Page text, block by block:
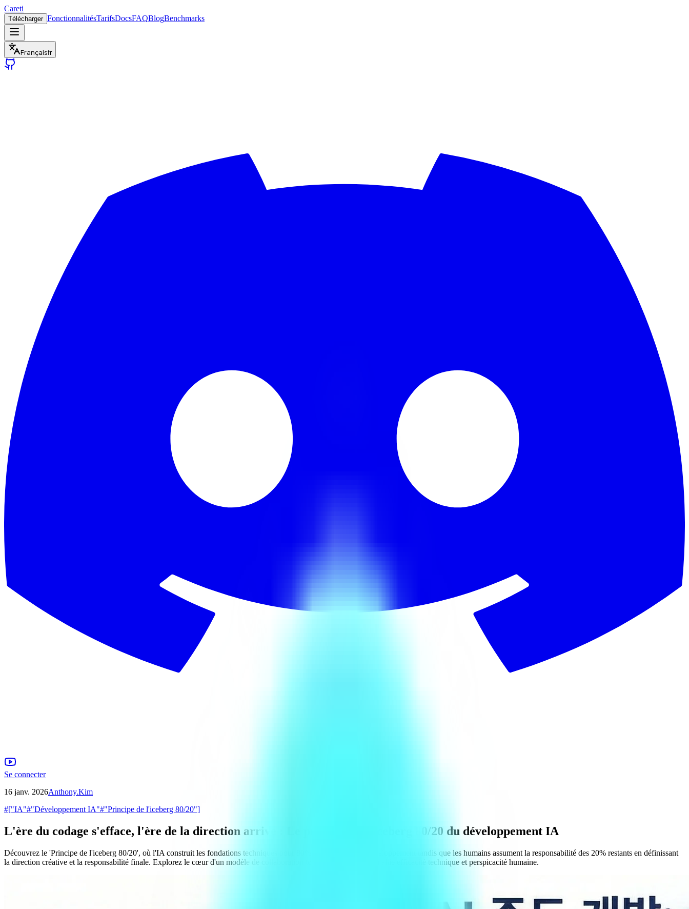
Careti
Télécharger FonctionnalitésTarifsDocsFAQBlogBenchmarks
Françaisfr
Se connecter
16 janv. 2026Anthony.Kim
#["IA"#"Développement IA"#"Principe de l'iceberg 80/20"]
L'ère du codage s'efface, l'ère de la direction arrive : Le principe de l'iceberg 80/20 du développement IA
Découvrez le 'Principe de l'iceberg 80/20', où l'IA construit les fondations techniques pour 80% du processus de développement tandis que les humains assument la responsabilité des 20% restants en définissant
la direction créative et la responsabilité finale. Explorez le cœur d'un modèle de collaboration tourné vers l'avenir qui allie efficacité technique et perspicacité humaine.